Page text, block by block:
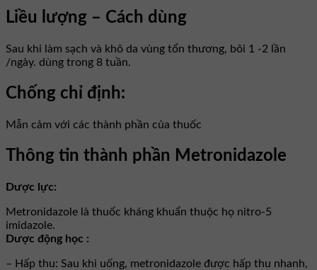
Liều lượng – Cách dùng
Sau khi làm sạch và khô da vùng tổn thương, bôi 1 -2 lần
/ngày. dùng trong 8 tuần.
Chống chỉ định:
Mẫn cảm với các thành phần của thuốc
Thông tin thành phần Metronidazole
Dược lực:
Metronidazole là thuốc kháng khuẩn thuộc họ nitro-5
imidazole.
Dược động học :
– Hấp thu: Sau khi uống, metronidazole được hấp thu nhanh,